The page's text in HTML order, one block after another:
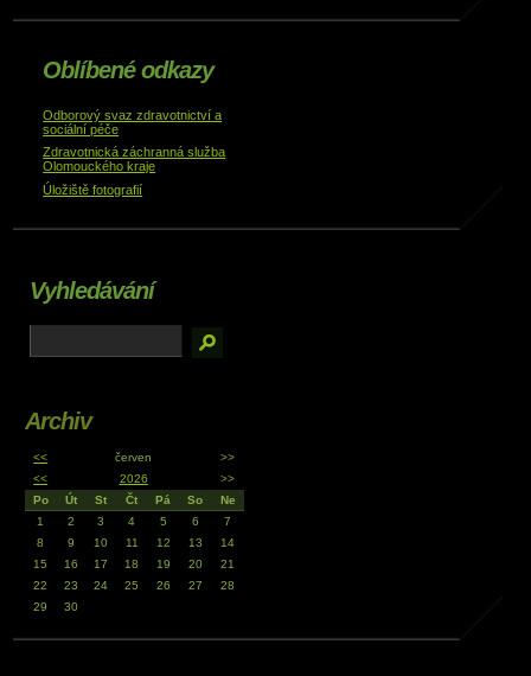
Oblíbené odkazy
Odborový svaz zdravotnictví a
sociální péče
Zdravotnická záchranná služba
Olomouckého kraje
Úložiště fotografií
Vyhledávání
Archiv
<< červen
>>
<<
2026
>>
Po
Út St Čt Pá So
Ne
1
2 3 4 5 6
7
8
9 10 11 12 13
14
15
16 17 18 19 20
21
22
23 24 25 26 27
28
29
30